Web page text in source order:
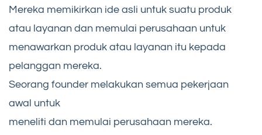
Mereka memikirkan ide asli untuk suatu produk
atau layanan dan memulai perusahaan untuk
menawarkan produk atau layanan itu kepada
pelanggan mereka.
Seorang founder melakukan semua pekerjaan
awal untuk
meneliti dan memulai perusahaan mereka.